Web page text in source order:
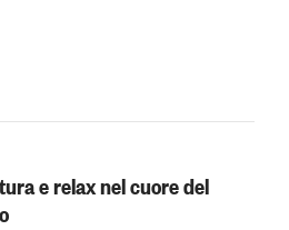
e relax nel cuore del